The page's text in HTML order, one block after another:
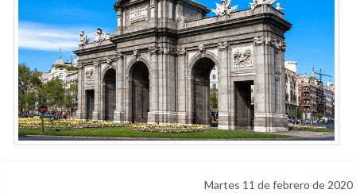
Martes 11 de febrero de 2020